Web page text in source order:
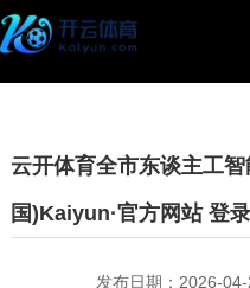
云开体育全市东谈主工
国)Kaiyun·官方网站 登
发布日期：2026-